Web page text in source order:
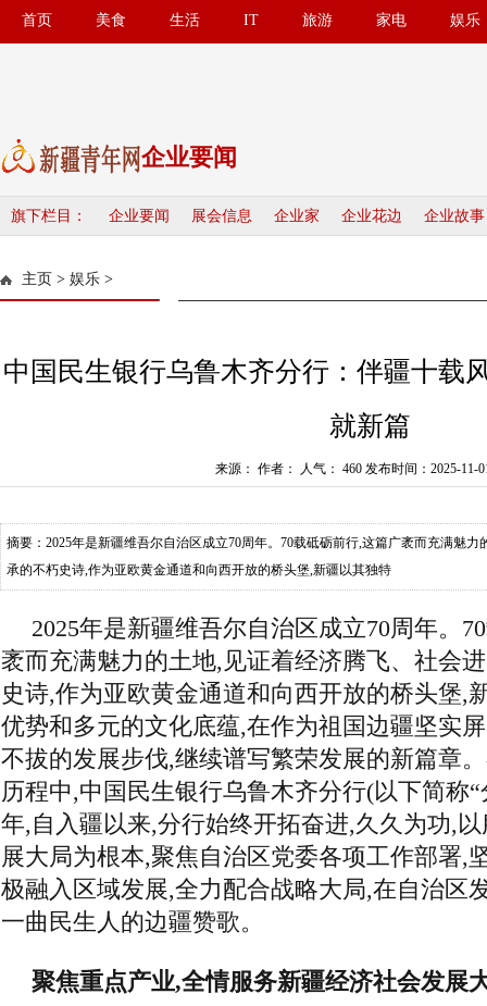
首页 美食 生活 IT 旅游 家电 娱乐
企业要闻
旗下栏目： 企业要闻 展会信息 企业家 企业花边 企业故事
主页 > 娱乐 >
中国民生银行乌鲁木齐分行：伴疆十载
就新篇
来源： 作者： 人气： 460 发布时间：2025-11-
摘要：2025年是新疆维吾尔自治区成立70周年。70载砥砺前行,这篇广袤而充满魅
承的不朽史诗,作为亚欧黄金通道和向西开放的桥头堡,新疆以其独特
2025年是新疆维吾尔自治区成立70周年。
袤而充满魅力的土地,见证着经济腾飞、社会
史诗,作为亚欧黄金通道和向西开放的桥头堡,
优势和多元的文化底蕴,在作为祖国边疆坚实
不拔的发展步伐,继续谱写繁荣发展的新篇章
历程中,中国民生银行乌鲁木齐分行(以下简称
年,自入疆以来,分行始终开拓奋进,久久为功,
展大局为根本,聚焦自治区党委各项工作部署,
极融入区域发展,全力配合战略大局,在自治区
一曲民生人的边疆赞歌。
聚焦重点产业,全情服务新疆经济社会发展